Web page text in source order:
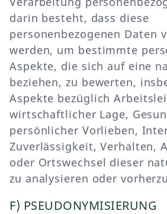
darin besteht, dass diese
personenbezogenen Daten
werden, um bestimmte
Aspekte, die sich auf eine
beziehen, zu bewerten,
Aspekte bezüglich
wirtschaftlicher Lage,
persönlicher Vorlieben,
Zuverlässigkeit, Verhalten,
oder Ortswechsel dieser
zu analysieren oder
F) PSEUDONYMISIERUNG